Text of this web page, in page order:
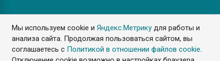
Мы используем cookie иЯндекс.Метрику для работы и
анализа сайта. Продолжая пользоваться сайтом, вы
соглашаетесь с Политикой в отношении файлов cookie.
ПластЭксперт © 2006. Все права защищены
Разрешается копирование материалов сайта с обязательной
ссылкой на www.e-plastic.ru
Разработка сайта